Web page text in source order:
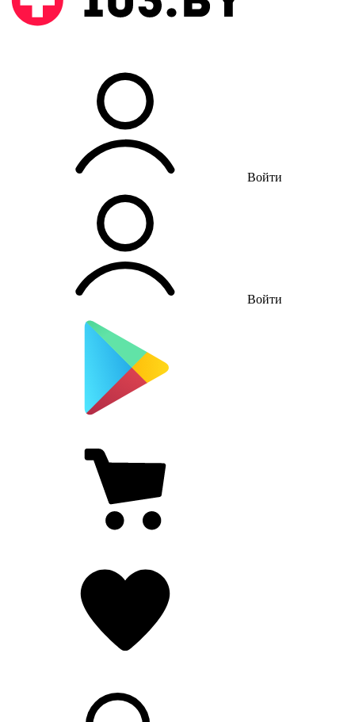
Войти
Войти